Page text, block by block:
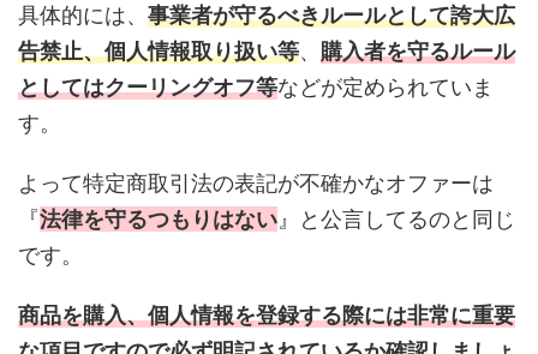
具体的には、 事業者が守るべきルールとして誇大広
告禁止、個人情報取り扱い等、 購入者を守るルール
としてはクーリングオフ等などが定められていま
す。
よって特定商取引法の表記が不確かなオファーは
『法律を守るつもりはない 』と公言してるのと同じ
です。
商品を購入、個人情報を登録する際には非常に重要